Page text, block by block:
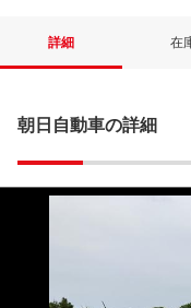
詳細 在
朝日自動車の詳細